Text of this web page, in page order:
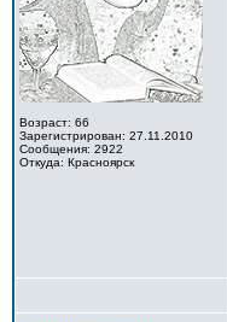
Возраст: 66
Зарегистрирован: 27.11.2010
Сообщения: 2922
Откуда: Красноярск